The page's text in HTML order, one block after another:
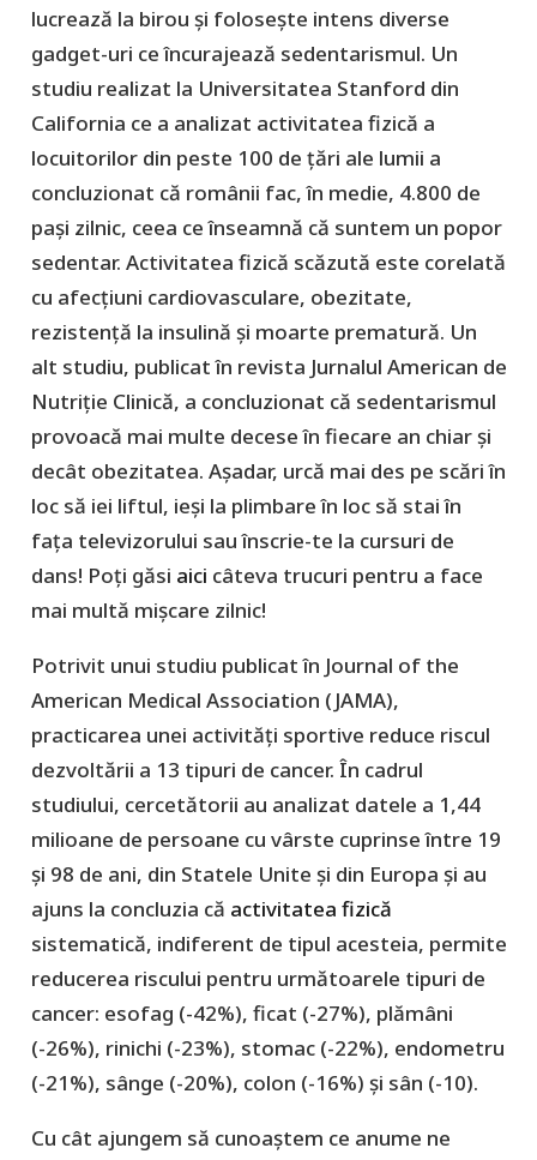
lucrează la birou și folosește intens diverse
gadget-uri ce încurajează sedentarismul. Un
studiu realizat la Universitatea Stanford din
California ce a analizat activitatea fizică a
locuitorilor din peste 100 de țări ale lumii a
concluzionat că românii fac, în medie, 4.800 de
pași zilnic, ceea ce înseamnă că suntem un popor
sedentar. Activitatea fizică scăzută este corelată
cu afecțiuni cardiovasculare, obezitate,
rezistență la insulină și moarte prematură. Un
alt studiu, publicat în revista Jurnalul American de
Nutriţie Clinică, a concluzionat că sedentarismul
provoacă mai multe decese în fiecare an chiar și
decât obezitatea. Așadar, urcă mai des pe scări în
loc să iei liftul, ieși la plimbare în loc să stai în
fața televizorului sau înscrie-te la cursuri de
dans! Poți găsi aici câteva trucuri pentru a face
mai multă mișcare zilnic!
Potrivit unui studiu publicat în Journal of the
American Medical Association (JAMA),
practicarea unei activități sportive reduce riscul
dezvoltării a 13 tipuri de cancer. În cadrul
studiului, cercetătorii au analizat datele a 1,44
milioane de persoane cu vârste cuprinse între 19
și 98 de ani, din Statele Unite și din Europa și au
ajuns la concluzia că activitatea fizică
sistematică, indiferent de tipul acesteia, permite
reducerea riscului pentru următoarele tipuri de
cancer: esofag (-42%), ficat (-27%), plămâni
(-26%), rinichi (-23%), stomac (-22%), endometru
(-21%), sânge (-20%), colon (-16%) și sân (-10).
Cu cât ajungem să cunoaștem ce anume ne